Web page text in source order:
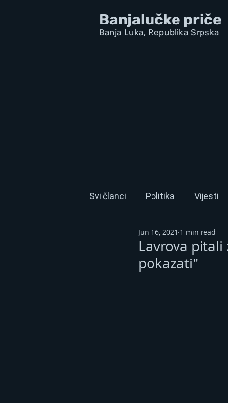
Banjalučke priče
Banja Luka, Republika Srpska
Svi članci Politika Vijesti
Lavrova pitali
pokazati"
Jun 16, 2021 1 min read